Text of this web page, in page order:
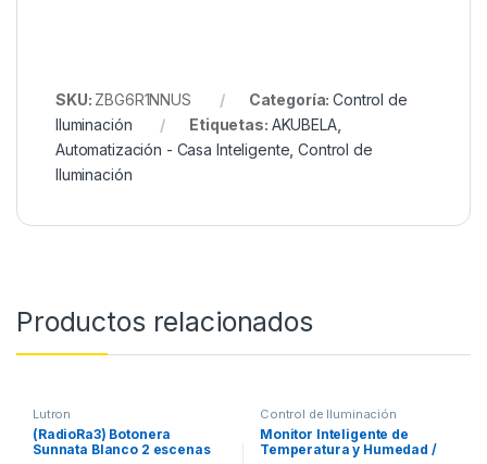
SKU: ZBG6R1NNUS Categoría:Control de
Iluminación
Etiquetas: AKUBELA,
Automatización - Casa Inteligente ,Control de
Iluminación
Productos relacionados
Lutron
(RadioRa3) Botonera
Sunnata Blanco 2 escenas
Control de Iluminación
Monitor Inteligente de
Temperatura y Humedad /